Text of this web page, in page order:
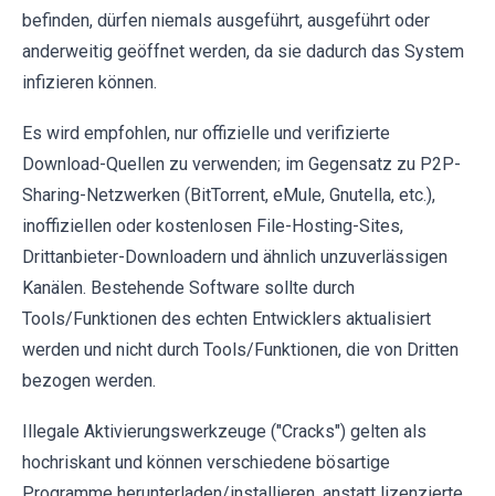
befinden, dürfen niemals ausgeführt, ausgeführt oder
anderweitig geöffnet werden, da sie dadurch das System
infizieren können.
Es wird empfohlen, nur offizielle und verifizierte
Download-Quellen zu verwenden; im Gegensatz zu P2P-
Sharing-Netzwerken (BitTorrent, eMule, Gnutella, etc.),
inoffiziellen oder kostenlosen File-Hosting-Sites,
Drittanbieter-Downloadern und ähnlich unzuverlässigen
Kanälen. Bestehende Software sollte durch
Tools/Funktionen des echten Entwicklers aktualisiert
werden und nicht durch Tools/Funktionen, die von Dritten
bezogen werden.
Illegale Aktivierungswerkzeuge ("Cracks") gelten als
hochriskant und können verschiedene bösartige